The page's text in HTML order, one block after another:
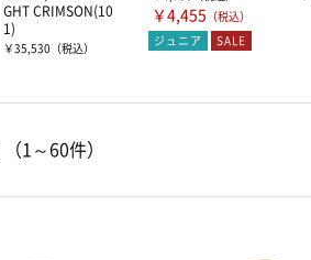
GHT CRIMSON(10
1)
￥35,530 （税込）
￥4,455 （税込）
ジュニア SALE
（1～60件）